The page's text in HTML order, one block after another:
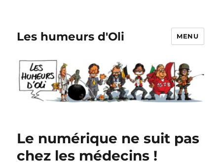
Les humeurs d'Oli MENU
Le numérique ne suit pas
chez les médecins !